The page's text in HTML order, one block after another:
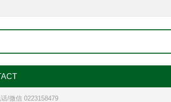
/微信 0223158479